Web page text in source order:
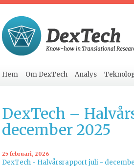
Hem Om DexTech Analys
DexTech –
december 2025
25 februari, 2026
DexTech - Halvårsrapport juli -